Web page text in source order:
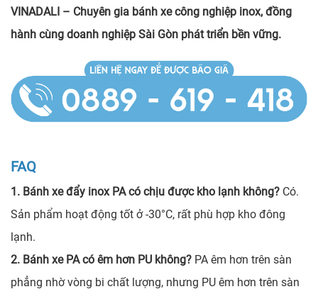
VINADALI – Chuyên gia bánh xe công nghiệp inox, đồng
hành cùng doanh nghiệp Sài Gòn phát triển bền vững.
FAQ
1. Bánh xe đẩy inox PA có chịu được kho lạnh không? Có.
Sản phẩm hoạt động tốt ở -30°C, rất phù hợp kho đông
lạnh.
2. Bánh xe PA có êm hơn PU không? PA êm hơn trên sàn
phẳng nhờ vòng bi chất lượng, nhưng PU êm hơn trên sàn